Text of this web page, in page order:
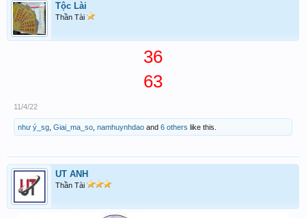
Tộc Lài
Thần Tài
36
63
11/4/22
như ý_sg Giai_ma_so namhuynhdao and 6 others like this.
UT ANH
Thần Tài